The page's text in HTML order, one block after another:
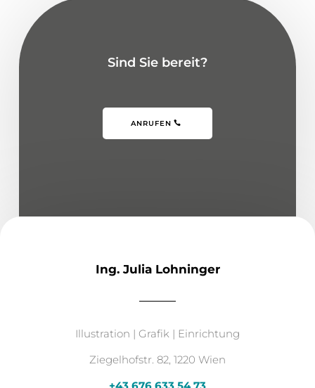
Sind Sie bereit?
ANRUFEN
Ing. Julia Lohninger
Illustration | Grafik | Einrichtung
Ziegelhofstr. 82, 1220 Wien
+43 676 633 54 73